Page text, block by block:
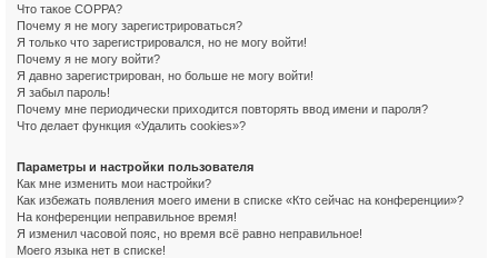
Что такое COPPA?
Почему я не могу зарегистрироваться?
Я только что зарегистрировался, но не могу войти!
Почему я не могу войти?
Я давно зарегистрирован, но больше не могу войти!
Я забыл пароль!
Почему мне периодически приходится повторять ввод имени и пароля?
Что делает функция «Удалить cookies»?
Параметры и настройки пользователя
Как мне изменить мои настройки?
Как избежать появления моего имени в списке «Кто сейчас на конференции»?
На конференции неправильное время!
Я изменил часовой пояс, но время всё равно неправильное!
Моего языка нет в списке!